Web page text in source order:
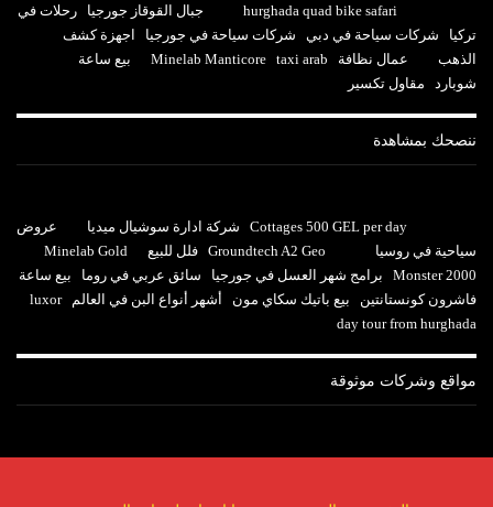
hurghada quad bike safari جبال القوقاز جورجيا
رحلات في
تركيا
شركات سياحة في دبي شركات سياحة في جورجيا
اجهزة كشف
الذهب
عمال نظافة Minelab Manticore taxi arab
بيع ساعة
شوبارد
مقاول تكسير
ننصحك بمشاهدة
Cottages 500 GEL per day شركة ادارة سوشيال ميديا
عروض
سياحية في روسيا
Groundtech A2 Geo فلل للبيع
Minelab Gold
Monster 2000
برامج شهر العسل في جورجيا سائق عربي في روما
بيع ساعة
فاشرون كونستانتين
بيع باتيك سكاي مون أشهر أنواع البن في العالم
luxor
day tour from hurghada
مواقع وشركات موثوقة